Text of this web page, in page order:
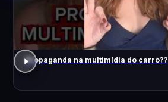
Propaganda na multimídia do carro??